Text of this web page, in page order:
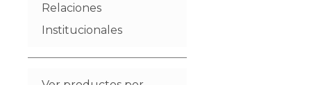
Relaciones
Institucionales